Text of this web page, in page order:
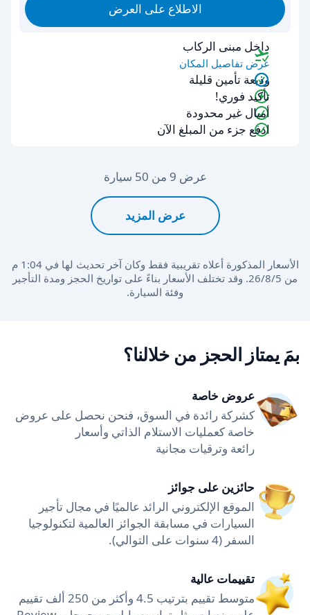
الاطلاع على العرض
داخل مبنى الركاب
عرض تفاصيل المكان
وديعة تأمين قليلة
تأكيد فوري!
أميال غير محدودة
ادفع جزء من المبلغ الآن
عرض 9 من 50 سيارة
عرض المزيد
الأسعار المذكورة أعلاه تقريبية فقط وكان آخر تحديث لها في 1:04 م
من 5‏/8‏/26. وقد تختلف الأسعار بناءً على تواريخ الحجز ومدة التأجير
وفئة السيارة.
بمَ يمتاز الحجز من خلالنا؟
عروض خاصة
كشركة رائدة في السوق، فنحن نحصل على عروض
خاصة كعمليات الاستلام الذاتي وأسعار
رائعة وترقيات مجانية
حائزين على جوائز
الموقع الإلكتروني الرائد عالميًا في مجال تأجير
السيارات في مسابقة الجوائز العالمية لتكنولوجيا
السفر (4 سنوات على التوالي).
تقييمات عالية
متوسط تقييم بترتيب 4.5 وأكثر من 250 ألف تقييم